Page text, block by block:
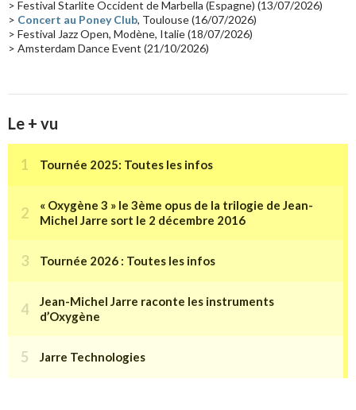
> Festival Starlite Occident de Marbella (Espagne) (13/07/2026)
> Concert au Poney Club, Toulouse (16/07/2026)
> Festival Jazz Open, Modène, Italie (18/07/2026)
> Amsterdam Dance Event (21/10/2026)
Le + vu